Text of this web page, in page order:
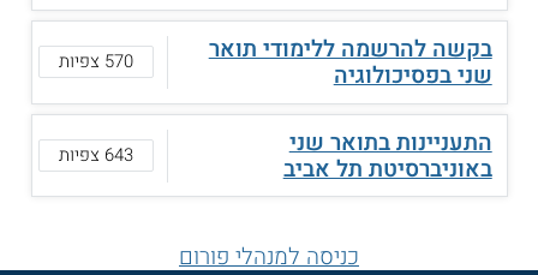
בקשה להרשמה ללימודי תואר
שני בפסיכולוגיה 570 צפיות
התעניינות בתואר שני
באוניברסיטת תל אביב 643 צפיות
כניסה למנהלי פורום